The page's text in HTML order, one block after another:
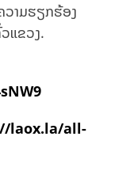
ວາມຮຽກຮ້ອງ
ແຂວງ.
laox.la/all-